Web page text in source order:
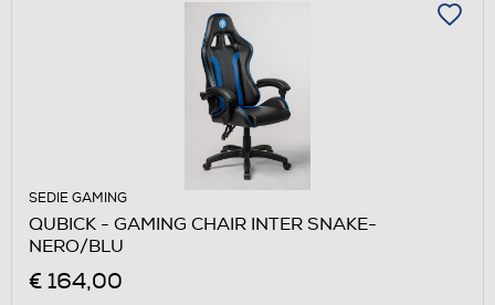
SEDIE GAMING
QUBICK - GAMING CHAIR INTER SNAKE-
NERO/BLU
€ 164,00